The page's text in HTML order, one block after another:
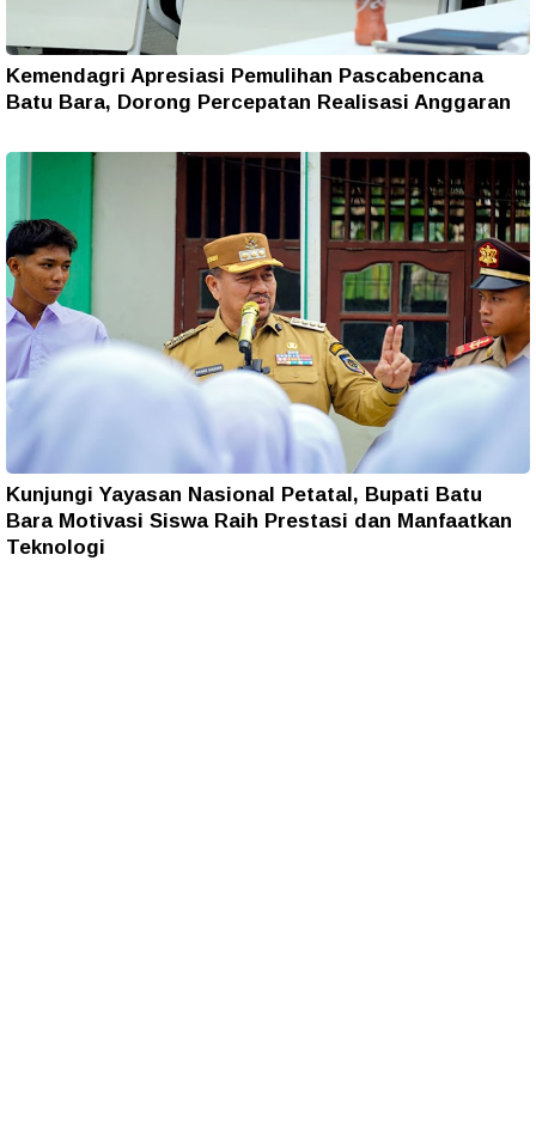
Kemendagri Apresiasi Pemulihan Pascabencana
Batu Bara, Dorong Percepatan Realisasi Anggaran
Kunjungi Yayasan Nasional Petatal, Bupati Batu
Bara Motivasi Siswa Raih Prestasi dan Manfaatkan
Teknologi